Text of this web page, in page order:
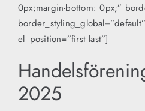
STIPENDIER
INSTAGRAM
PRESENTKORTET
0px;margin-bottom: 0px;”
el_position=”first last”]
2025